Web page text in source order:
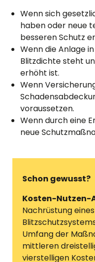
Wenn sich
haben oder neue
besseren Schutz
Wenn die Anlage
Blitzdichte steht
erhöht ist.
Wenn
voraussetzen.
Wenn durch eine
neue
Schon gewusst?
Kosten-Nutzen-
Nachrüstung eines
Umfang der
mittleren
vierstelligen